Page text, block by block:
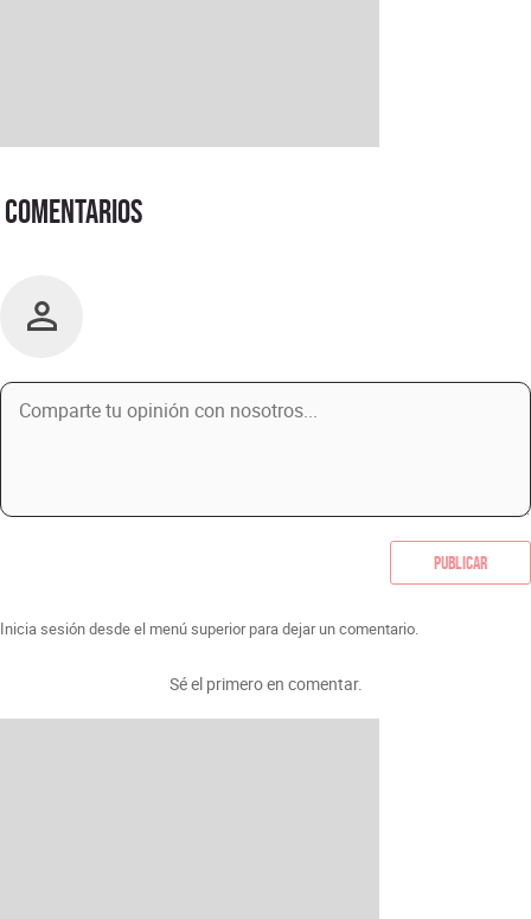
Comentarios
Publicar
Inicia sesión desde el menú superior para dejar un comentario.
Sé el primero en comentar.